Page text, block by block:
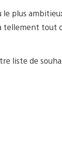
plus
tout
liste de